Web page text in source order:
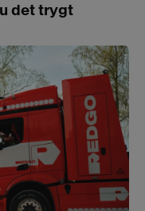
det trygt